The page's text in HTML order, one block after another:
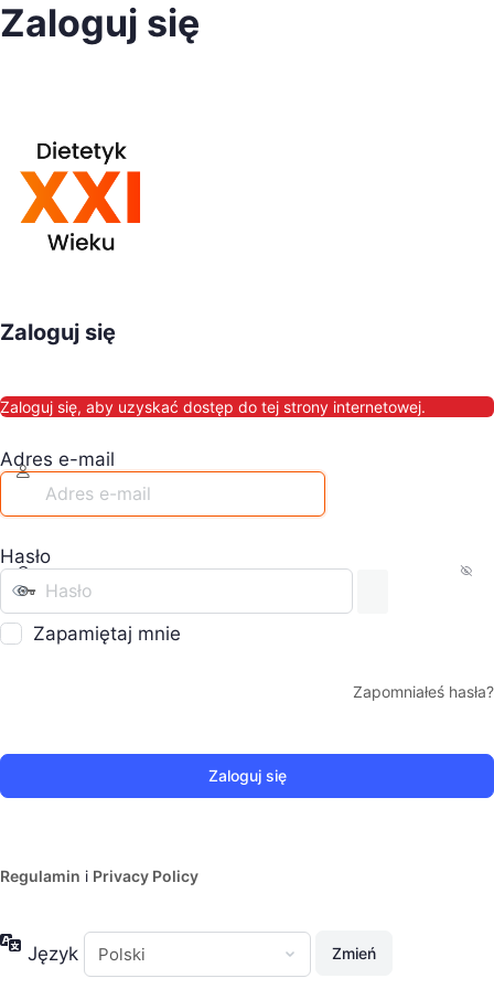
Zaloguj się
Zaloguj się
Zaloguj się, aby uzyskać dostęp do tej strony internetowej.
Adres e-mail
Hasło
Zapamiętaj mnie
Zapomniałeś hasła?
Regulamin i Privacy Policy
Język